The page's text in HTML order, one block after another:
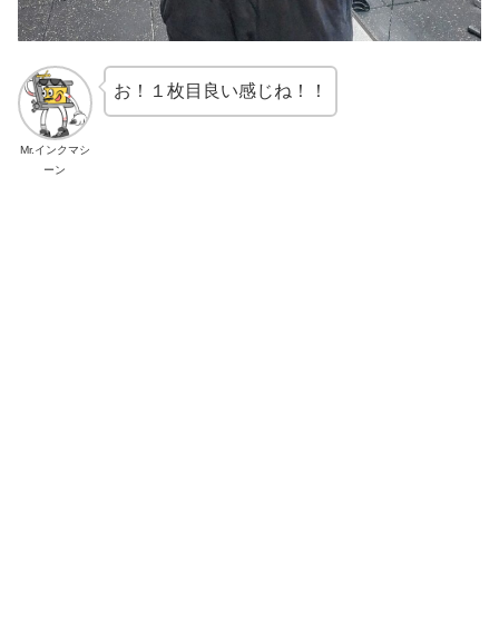
Mr.インクマシ
ーン
お！１枚目良い感じね！！